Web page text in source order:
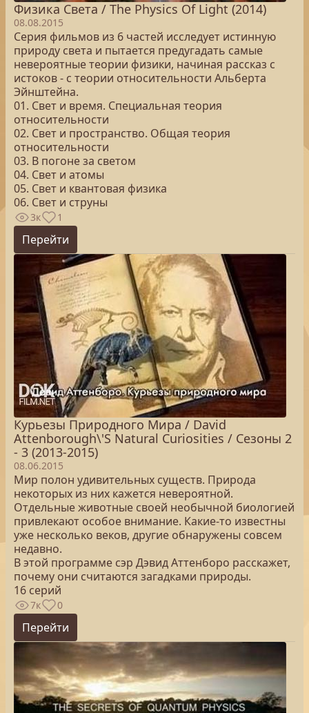
Физика Света / The Physics Of Light (2014)
08.08.2015
Серия фильмов из 6 частей исследует истинную
природу света и пытается предугадать самые
невероятные теории физики, начиная рассказ с
истоков - с теории относительности Альберта
Эйнштейна.
01. Свет и время. Специальная теория
относительности
02. Свет и пространство. Общая теория
относительности
03. В погоне за светом
04. Свет и атомы
05. Свет и квантовая физика
06. Свет и струны
3к 1
Перейти
Курьезы Природного Мира / David
Attenborough\'S Natural Curiosities / Сезоны 2
- 3 (2013-2015)
08.06.2015
Мир полон удивительных существ. Природа
некоторых из них кажется невероятной.
Отдельные животные своей необычной биологией
привлекают особое внимание. Какие-то известны
уже несколько веков, другие обнаружены совсем
недавно.
В этой программе сэр Дэвид Аттенборо расскажет,
почему они считаются загадками природы.
16 серий
7к 0
Перейти